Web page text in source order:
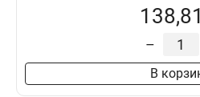
–
В